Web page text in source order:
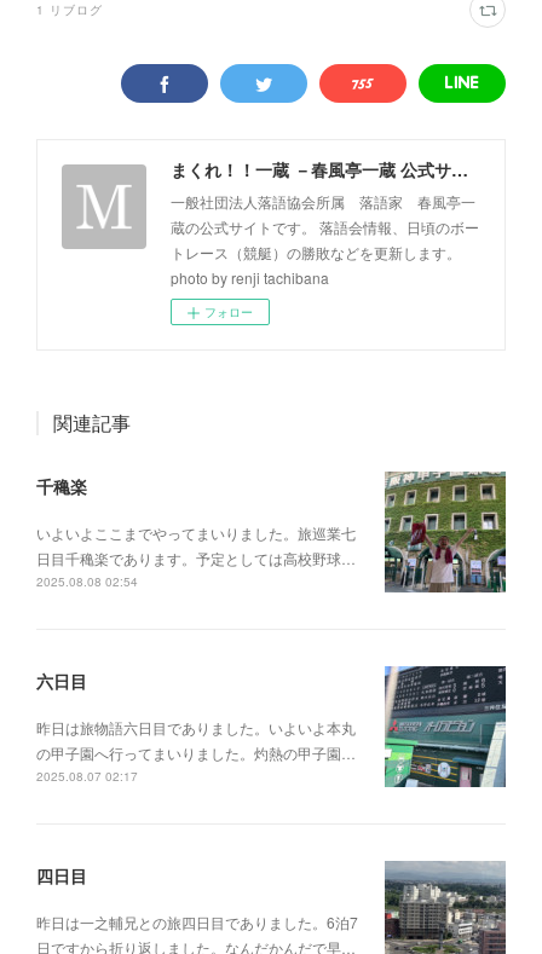
1 リブログ
まくれ！！一蔵 －春風亭一蔵 公式サイト－
一般社団法人落語協会所属 落語家 春風亭一
蔵の公式サイトです。 落語会情報、日頃のボー
トレース（競艇）の勝敗などを更新します。
photo by renji tachibana
フォロー
関連記事
千穐楽
いよいよここまでやってまいりました。旅巡業七
日目千穐楽であります。予定としては高校野球…
2025.08.08 02:54
六日目
昨日は旅物語六日目でありました。いよいよ本丸
の甲子園へ行ってまいりました。灼熱の甲子園…
2025.08.07 02:17
四日目
昨日は一之輔兄との旅四日目でありました。6泊7
日ですから折り返しました。なんだかんだで早…